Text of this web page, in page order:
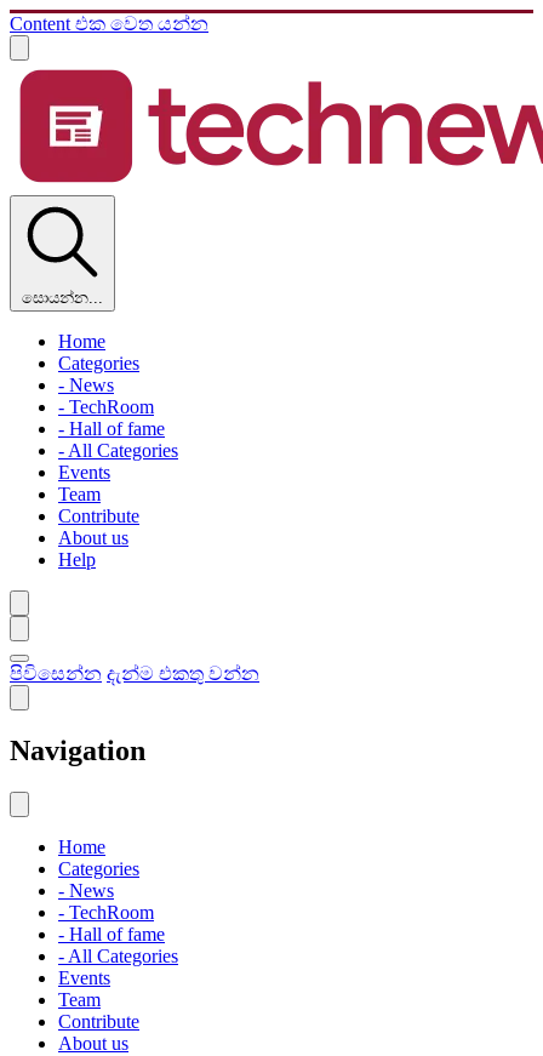
Content එක වෙත යන්න
සොයන්න...
Home
Categories
- News
- TechRoom
- Hall of fame
- All Categories
Events
Team
Contribute
About us
Help
පිවිසෙන්න දැන්ම එකතු වන්න
Navigation
Home
Categories
- News
- TechRoom
- Hall of fame
- All Categories
Events
Team
Contribute
About us